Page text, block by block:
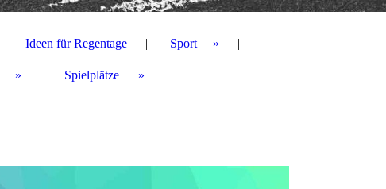
Ideen für Regentage Sport
Spielplätze